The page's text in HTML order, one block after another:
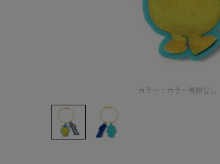
カラー：カラー展開なし